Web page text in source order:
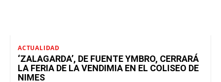
ACTUALIDAD
‘ZALAGARDA’, DE FUENTE YMBRO, CERRARÁ
LA FERIA DE LA VENDIMIA EN EL COLISEO DE
NIMES